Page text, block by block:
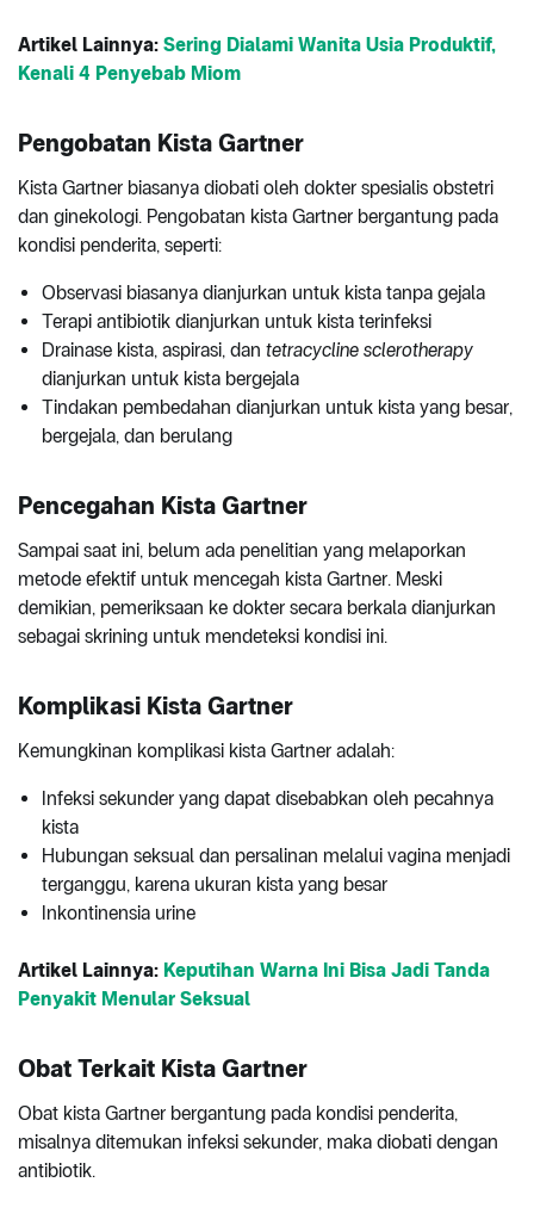
Artikel Lainnya: Sering Dialami Wanita Usia Produktif,
Kenali 4 Penyebab Miom
Pengobatan Kista Gartner
Kista Gartner biasanya diobati oleh dokter spesialis obstetri
dan ginekologi. Pengobatan kista Gartner bergantung pada
kondisi penderita, seperti:
Observasi biasanya dianjurkan untuk kista tanpa gejala
Terapi antibiotik dianjurkan untuk kista terinfeksi
Drainase kista, aspirasi, dan tetracycline sclerotherapy
dianjurkan untuk kista bergejala
Tindakan pembedahan dianjurkan untuk kista yang besar,
bergejala, dan berulang
Pencegahan Kista Gartner
Sampai saat ini, belum ada penelitian yang melaporkan
metode efektif untuk mencegah kista Gartner. Meski
demikian, pemeriksaan ke dokter secara berkala dianjurkan
sebagai skrining untuk mendeteksi kondisi ini.
Komplikasi Kista Gartner
Kemungkinan komplikasi kista Gartner adalah:
Infeksi sekunder yang dapat disebabkan oleh pecahnya
kista
Hubungan seksual dan persalinan melalui vagina menjadi
terganggu, karena ukuran kista yang besar
Inkontinensia urine
Artikel Lainnya: Keputihan Warna Ini Bisa Jadi Tanda
Penyakit Menular Seksual
Obat Terkait Kista Gartner
Obat kista Gartner bergantung pada kondisi penderita,
misalnya ditemukan infeksi sekunder, maka diobati dengan
antibiotik.